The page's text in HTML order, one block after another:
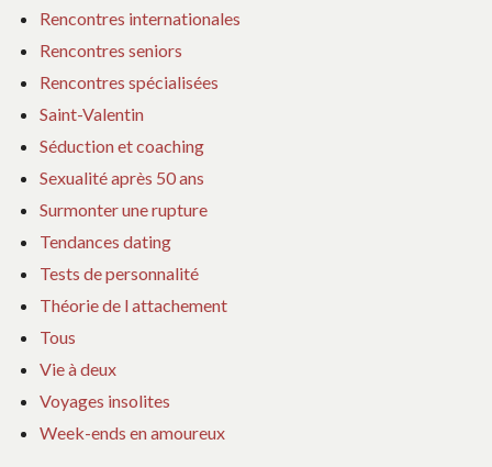
Rencontres internationales
Rencontres seniors
Rencontres spécialisées
Saint-Valentin
Séduction et coaching
Sexualité après 50 ans
Surmonter une rupture
Tendances dating
Tests de personnalité
Théorie de l attachement
Tous
Vie à deux
Voyages insolites
Week-ends en amoureux